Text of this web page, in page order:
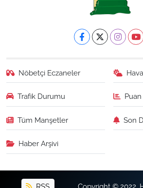
Nöbetçi Eczaneler
Trafik Durumu
Tüm Manşetler Son
Haber Arşivi
RSS Copyright © 2022.